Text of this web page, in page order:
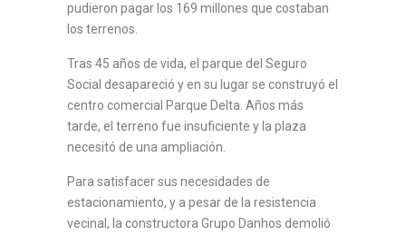
pudieron pagar los 169 millones que costaban
los terrenos.
Tras 45 años de vida, el parque del Seguro
Social desapareció y en su lugar se construyó el
centro comercial Parque Delta. Años más
tarde, el terreno fue insuficiente y la plaza
necesitó de una ampliación.
Para satisfacer sus necesidades de
estacionamiento, y a pesar de la resistencia
vecinal, la constructora Grupo Danhos demolió